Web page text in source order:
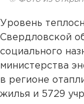
Уровень
Свердловской
социального
министерства
в регионе
жилья и 5729